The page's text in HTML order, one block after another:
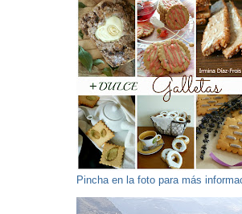
Pincha en la foto para más